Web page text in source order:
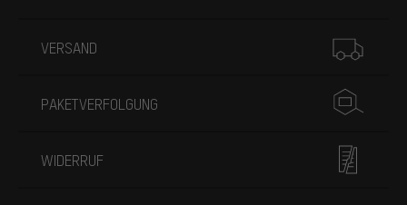
VERSAND
PAKETVERFOLGUNG
WIDERRUF